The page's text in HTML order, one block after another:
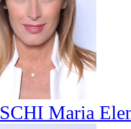
Maria